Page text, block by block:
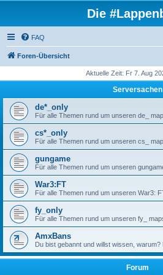
Die
FAQ
Foren-Übersicht
Aktuelle Zeit: Fr 7. Aug
Serversachen
de*_only
Für alle Themen rund um unseren de_
cs*_only
Für alle Themen rund um unseren cs_
gungame
Für alle Themen rund um unseren
War3:FT
Für alle Themen rund um unseren War3:
fy_only
Für alle Themen rund um unseren fy_
AmxBans
Du bist gebannt und willst wissen, warum?
Forum